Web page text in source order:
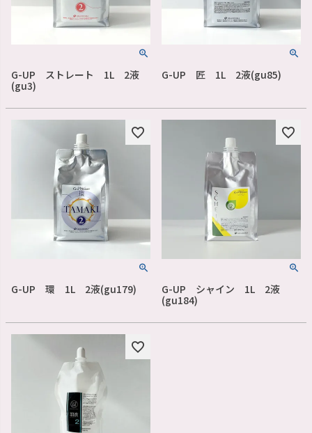
G-UP ストレート 1L 2液
(gu3)
G-UP 匠 1L 2液(gu85)
G-UP 環 1L 2液(gu179)
G-UP シャイン 1L 2液
(gu184)